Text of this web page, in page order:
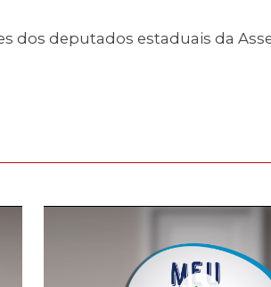
dos deputados estaduais da